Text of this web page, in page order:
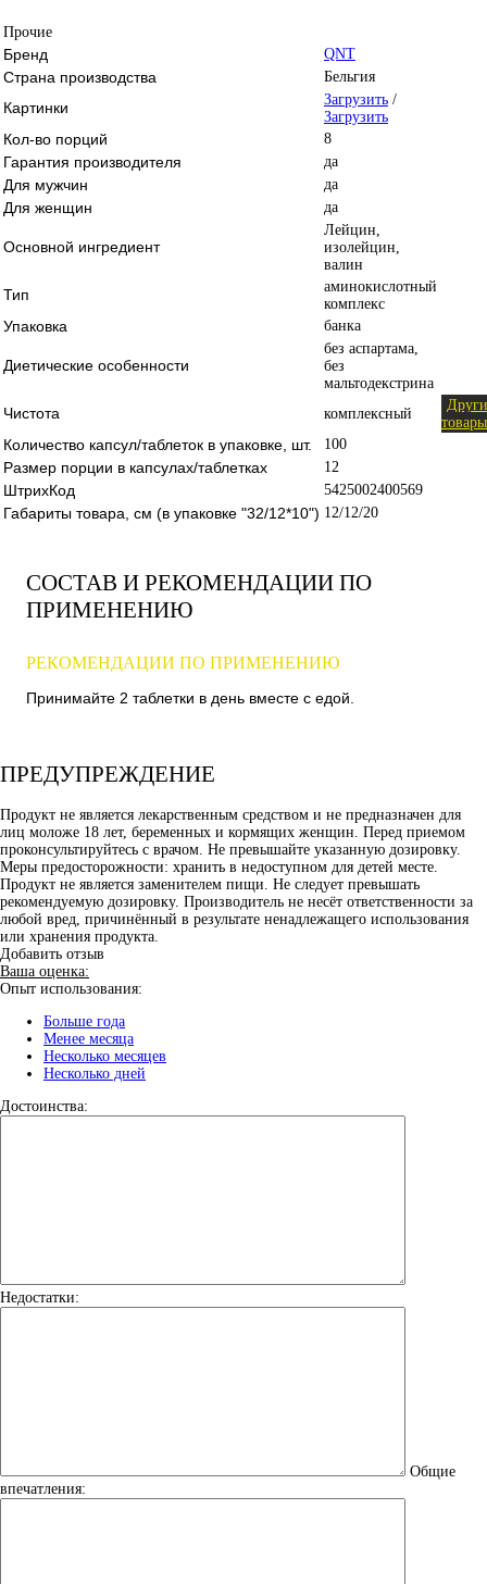
Прочие
Бренд QNT
Страна производства Бельгия
Картинки Загрузить /
Загрузить
Кол-во порций 8
Гарантия производителя да
Для мужчин да
Для женщин да
Основной ингредиент
Лейцин,
изолейцин,
валин
Тип
аминокислотный
комплекс
Упаковка банка
Диетические особенности
без аспартама,
без
мальтодекстрина
Чистота комплексный
товары
Количество капсул/таблеток в упаковке, шт. 100
Размер порции в капсулах/таблетках 12
ШтрихКод 5425002400569
Габариты товара, см (в упаковке "32/12*10") 12/12/20
СОСТАВ И РЕКОМЕНДАЦИИ ПО
ПРИМЕНЕНИЮ
РЕКОМЕНДАЦИИ ПО ПРИМЕНЕНИЮ
Принимайте 2 таблетки в день вместе с едой.
ПРЕДУПРЕЖДЕНИЕ
Продукт не является лекарственным средством и не предназначен для
лиц моложе 18 лет, беременных и кормящих женщин. Перед приемом
проконсультируйтесь с врачом. Не превышайте указанную дозировку.
Меры предосторожности: хранить в недоступном для детей месте.
Продукт не является заменителем пищи. Не следует превышать
рекомендуемую дозировку. Производитель не несёт ответственности за
любой вред, причинённый в результате ненадлежащего использования
или хранения продукта.
Добавить отзыв
Ваша оценка:
Опыт использования:
Больше года
Менее месяца
Несколько месяцев
Несколько дней
Достоинства:
Недостатки:
Общие
впечатления: